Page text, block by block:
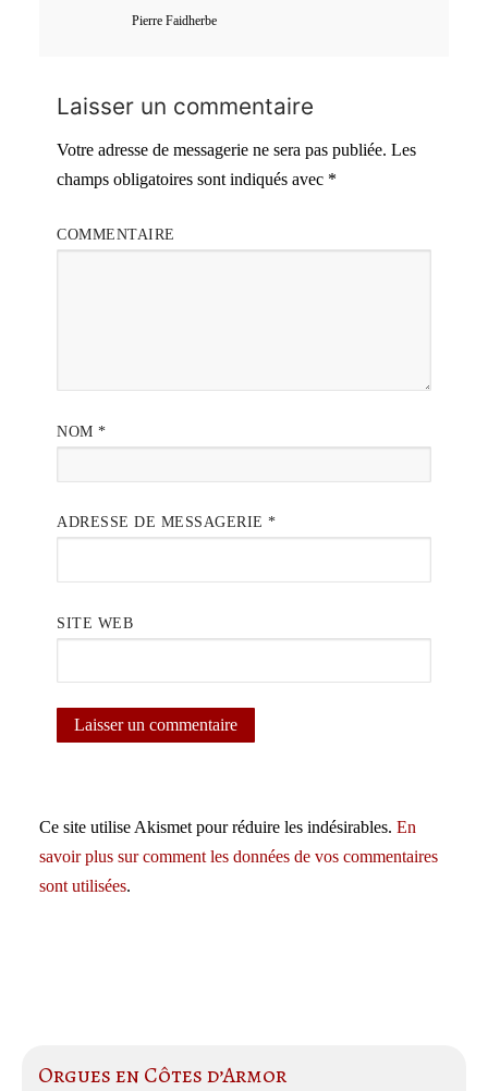
Pierre Faidherbe
Laisser un commentaire
Votre adresse de messagerie ne sera pas publiée. Les
champs obligatoires sont indiqués avec *
COMMENTAIRE
NOM *
ADRESSE DE MESSAGERIE *
SITE WEB
Ce site utilise Akismet pour réduire les indésirables. En
savoir plus sur comment les données de vos commentaires
sont utilisées.
Orgues en Côtes d’Armor